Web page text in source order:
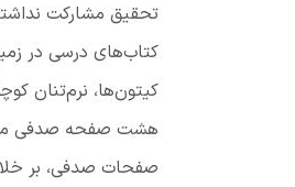
تحقیق مشارکت
کتاب‌های درسی در
کیتون‌ها، نرم‌تنان
صفحات صدفی، بر